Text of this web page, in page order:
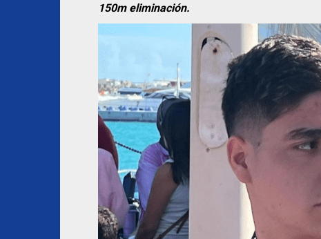
150m eliminación.